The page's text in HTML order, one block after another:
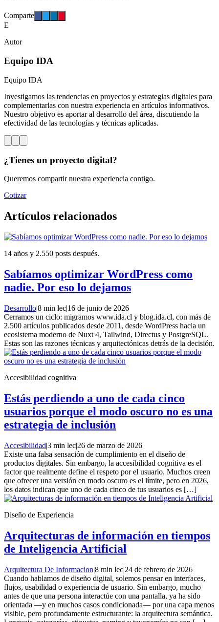
Comparte
E
Autor
Equipo IDA
Equipo IDA
Investigamos las tendencias en proyectos y estrategias digitales para
complementarlas con nuestra experiencia en artículos informativos.
Nuestro objetivo es aportar al desarrollo del área, discutiendo la
efectividad de las tecnologías y técnicas aplicadas.
¿Tienes un proyecto digital?
Queremos compartir nuestra experiencia contigo.
Cotizar
Artículos relacionados
14 años y 2.550 posts después.
Sabíamos optimizar WordPress como
nadie. Por eso lo dejamos
Desarrollo|8 min lec|16 de junio de 2026
Cerramos un ciclo: migramos www.ida.cl y blog.ida.cl, con más de
2.500 artículos publicados desde 2011, desde WordPress hacia un
ecosistema moderno de Nuxt 4, Tailwind, Directus y PostgreSQL.
Estas son las razones técnicas y arquitectónicas detrás de la decisión.
Accesibilidad cognitiva
Estás perdiendo a uno de cada cinco
usuarios porque el modo oscuro no es una
estrategia de inclusión
Accesibilidad|3 min lec|26 de marzo de 2026
Existe una falsa sensación de cumplimiento en el diseño de
productos digitales. Sin embargo, la accesibilidad cognitiva es el
factor que realmente define el respeto por el usuario. Muchos creen
que ofrecer una versión en modo oscuro es el límite, pero en 2026,
los datos indican que uno de cada cinco de tus usuarios es […]
Diseño de Experiencia
Arquitecturas de información en tiempos
de Inteligencia Artificial
Arquitectura De Informacion|8 min lec|24 de febrero de 2026
Cuando hablamos de diseño digital, solemos pensar en interfaces,
flujos, usabilidad o experiencia de usuario. Sin embargo, mucho
antes de que una persona interactúe con una pantalla, ya ha sido
orientada —y en muchos casos condicionada— por una capa menos
visible, pero profundamente estructurante: la arquitectura semántica.